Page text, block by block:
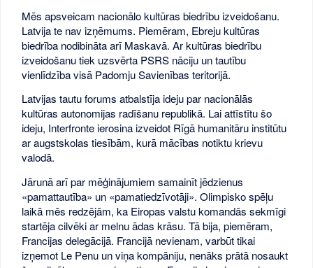
Mēs apsveicam nacionālo kultūras biedrību izveidošanu.
Latvija te nav izņēmums. Piemēram, Ebreju kultūras
biedrība nodibināta arī Maskavā. Ar kultūras biedrību
izveidošanu tiek uzsvērta PSRS nāciju un tautību
vienlīdzība visā Padomju Savienības teritorijā.
Latvijas tautu forums atbalstīja ideju par nacionālās
kultūras autonomijas radīšanu republikā. Lai attīstītu šo
ideju, Interfronte ierosina izveidot Rīgā humanitāru institūtu
ar augstskolas tiesībām, kurā mācības notiktu krievu
valodā.
Jārunā arī par mēģinājumiem samainīt jēdzienus
«pamattautība» un «pamatiedzīvotāji». Olimpisko spēļu
laikā mēs redzējām, ka Eiropas valstu komandās sekmīgi
startēja cilvēki ar melnu ādas krāsu. Tā bija, piemēram,
Francijas delegācijā. Francijā nevienam, varbūt tikai
izņemot Le Penu un viņa kompāniju, nenāks prātā nosaukt